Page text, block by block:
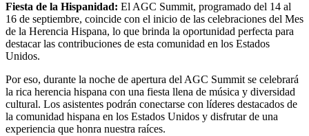
Fiesta de la Hispanidad: El AGC Summit, programado del 14 al
16 de septiembre, coincide con el inicio de las celebraciones del Mes
de la Herencia Hispana, lo que brinda la oportunidad perfecta para
destacar las contribuciones de esta comunidad en los Estados
Unidos.
Por eso, durante la noche de apertura del AGC Summit se celebrará
la rica herencia hispana con una fiesta llena de música y diversidad
cultural. Los asistentes podrán conectarse con líderes destacados de
la comunidad hispana en los Estados Unidos y disfrutar de una
experiencia que honra nuestra raíces.